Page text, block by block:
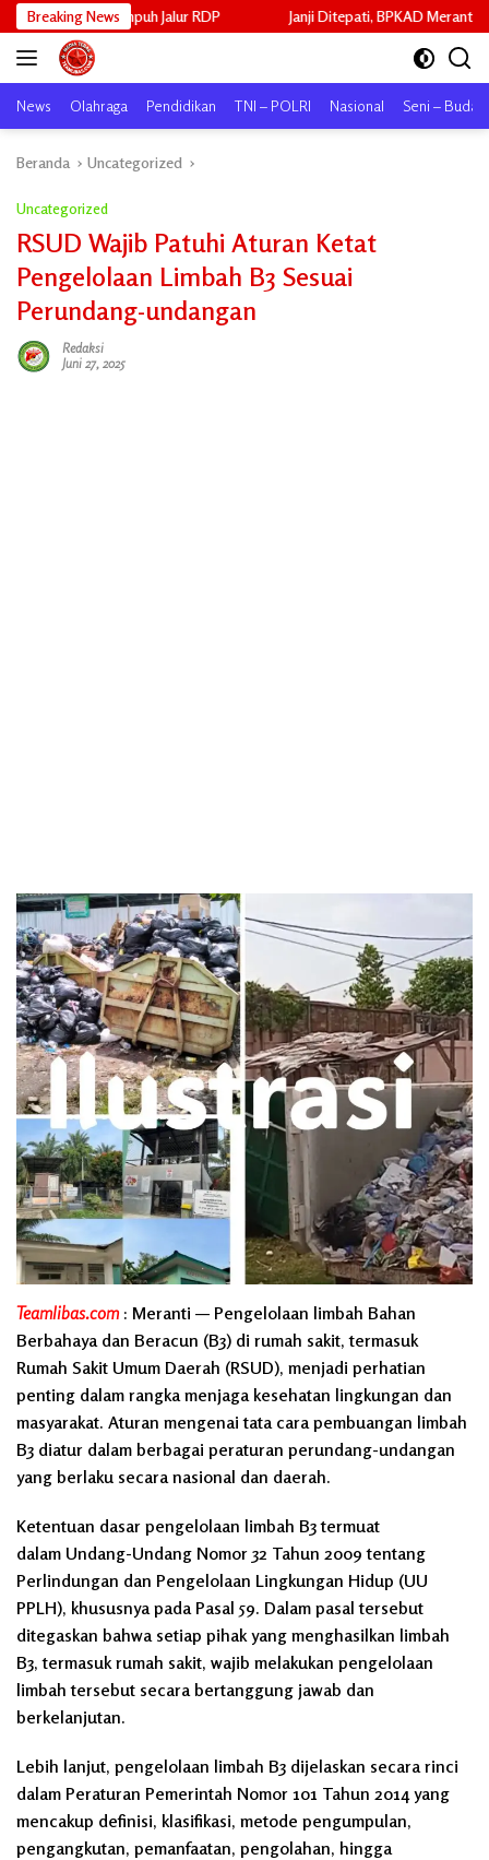
Langsung
ke
konten
Breaking News
Jalur RDP Janji Ditepati, BPKAD Meranti Cairkan ADD Mei
News Olahraga Pendidikan TNI – POLRI Nasional Seni –
Beranda Uncategorized
Uncategorized
RSUD Wajib Patuhi Aturan Ketat
Pengelolaan Limbah B3 Sesuai
Perundang-undangan
Redaksi
Juni 27, 2025
Teamlibas.com : Meranti — Pengelolaan limbah Bahan
Berbahaya dan Beracun (B3) di rumah sakit, termasuk
Rumah Sakit Umum Daerah (RSUD), menjadi perhatian
penting dalam rangka menjaga kesehatan lingkungan dan
masyarakat. Aturan mengenai tata cara pembuangan limbah
B3 diatur dalam berbagai peraturan perundang-undangan
yang berlaku secara nasional dan daerah.
Ketentuan dasar pengelolaan limbah B3 termuat
dalam Undang-Undang Nomor 32 Tahun 2009 tentang
Perlindungan dan Pengelolaan Lingkungan Hidup (UU
PPLH), khususnya pada Pasal 59. Dalam pasal tersebut
ditegaskan bahwa setiap pihak yang menghasilkan limbah
B3, termasuk rumah sakit, wajib melakukan pengelolaan
limbah tersebut secara bertanggung jawab dan
berkelanjutan.
Lebih lanjut, pengelolaan limbah B3 dijelaskan secara rinci
dalam Peraturan Pemerintah Nomor 101 Tahun 2014 yang
mencakup definisi, klasifikasi, metode pengumpulan,
pengangkutan, pemanfaatan, pengolahan, hingga